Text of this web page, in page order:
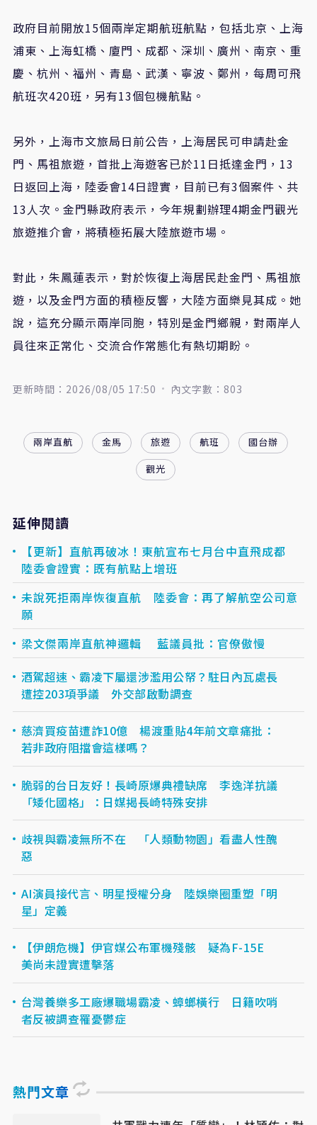
政府目前開放15個兩岸定期航班航點，包括北京、上海
浦東、上海虹橋、廈門、成都、深圳、廣州、南京、重
慶、杭州、福州、青島、武漢、寧波、鄭州，每周可飛
航班次420班，另有13個包機航點。
另外，上海市文旅局日前公告，上海居民可申請赴金
門、馬祖旅遊，首批上海遊客已於11日抵達金門，13
日返回上海，陸委會14日證實，目前已有3個案件、共
13人次。金門縣政府表示，今年規劃辦理4期金門觀光
旅遊推介會，將積極拓展大陸旅遊市場。
對此，朱鳳蓮表示，對於恢復上海居民赴金門、馬祖旅
遊，以及金門方面的積極反響，大陸方面樂見其成。她
說，這充分顯示兩岸同胞，特別是金門鄉親，對兩岸人
員往來正常化、交流合作常態化有熱切期盼。
更新時間：2026/08/05 17:50 內文字數：803
兩岸直航 金馬 旅遊 航班
國台辦
觀光
延伸閱讀
【更新】直航再破冰！東航宣布七月台中直飛成都
陸委會證實：既有航點上增班
未說死拒兩岸恢復直航 陸委會：再了解航空公司意
願
梁文傑兩岸直航神邏輯 藍議員批：官僚傲慢
酒駕超速、霸凌下屬還涉濫用公帑？駐日內瓦處長
遭控203項爭議 外交部啟動調查
慈濟買疫苗遭詐10億 楊渡重貼4年前文章痛批：
若非政府阻擋會這樣嗎？
脆弱的台日友好！長崎原爆典禮缺席 李逸洋抗議
「矮化國格」：日媒揭長崎特殊安排
歧視與霸凌無所不在 「人類動物園」看盡人性醜
惡
AI演員接代言、明星授權分身 陸娛樂圈重塑「明
星」定義
【伊朗危機】伊官媒公布軍機殘骸 疑為F-15E
美尚未證實遭擊落
台灣養樂多工廠爆職場霸凌、蟑螂橫行 日籍吹哨
者反被調查罹憂鬱症
熱門文章